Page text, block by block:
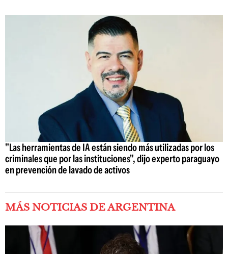
"Las herramientas de IA están siendo más utilizadas por los
criminales que por las instituciones", dijo experto paraguayo
en prevención de lavado de activos
MÁS NOTICIAS DE ARGENTINA